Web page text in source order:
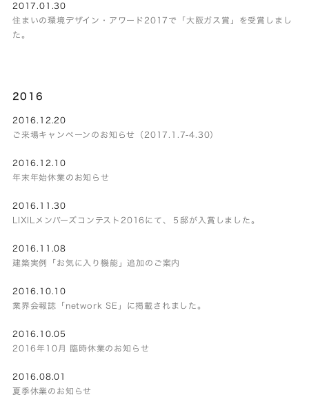
2017.01.30
住まいの環境デザイン・アワード2017で「大阪ガス賞」を受賞しまし
た。
2016
2016.12.20
ご来場キャンペーンのお知らせ（2017.1.7-4.30）
2016.12.10
年末年始休業のお知らせ
2016.11.30
LIXILメンバーズコンテスト2016にて、５邸が入賞しました。
2016.11.08
建築実例「お気に入り機能」追加のご案内
2016.10.10
業界会報誌「network SE」に掲載されました。
2016.10.05
2016年10月 臨時休業のお知らせ
2016.08.01
夏季休業のお知らせ